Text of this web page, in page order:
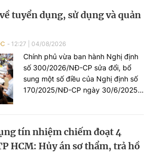
phạm tội mà có”.
tuyển dụng, sử dụng và quản
12:27 04/08/2026
Chính phủ vừa ban hành Nghị định
số 300/2026/NĐ-CP sửa đổi, bổ
sung một số điều của Nghị định số
170/2025/NĐ-CP ngày 30/6/2025
tín nhiệm chiếm đoạt 4
HCM: Hủy án sơ thẩm, trả hồ